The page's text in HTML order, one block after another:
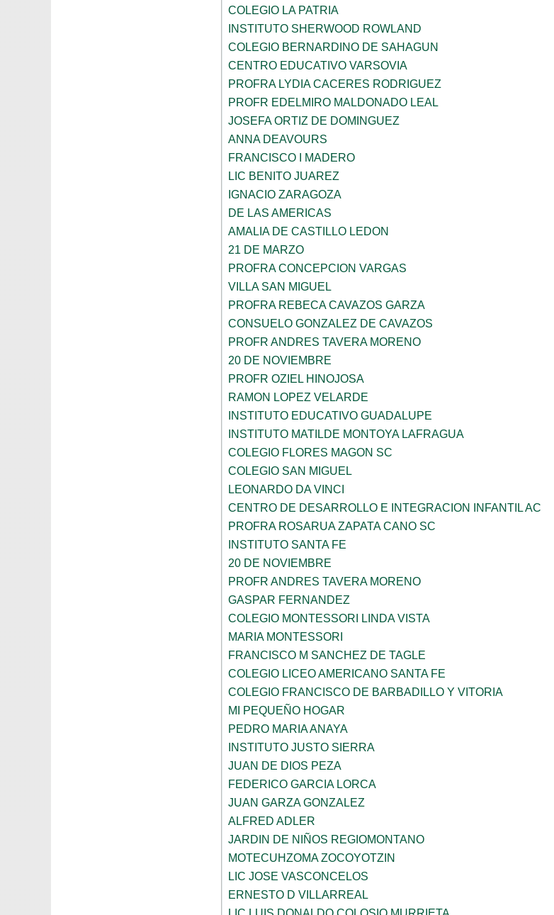
COLEGIO LA PATRIA
INSTITUTO SHERWOOD ROWLAND
COLEGIO BERNARDINO DE SAHAGUN
CENTRO EDUCATIVO VARSOVIA
PROFRA LYDIA CACERES RODRIGUEZ
PROFR EDELMIRO MALDONADO LEAL
JOSEFA ORTIZ DE DOMINGUEZ
ANNA DEAVOURS
FRANCISCO I MADERO
LIC BENITO JUAREZ
IGNACIO ZARAGOZA
DE LAS AMERICAS
AMALIA DE CASTILLO LEDON
21 DE MARZO
PROFRA CONCEPCION VARGAS
VILLA SAN MIGUEL
PROFRA REBECA CAVAZOS GARZA
CONSUELO GONZALEZ DE CAVAZOS
PROFR ANDRES TAVERA MORENO
20 DE NOVIEMBRE
PROFR OZIEL HINOJOSA
RAMON LOPEZ VELARDE
INSTITUTO EDUCATIVO GUADALUPE
INSTITUTO MATILDE MONTOYA LAFRAGUA
COLEGIO FLORES MAGON SC
COLEGIO SAN MIGUEL
LEONARDO DA VINCI
CENTRO DE DESARROLLO E INTEGRACION INFANTIL AC
PROFRA ROSARUA ZAPATA CANO SC
INSTITUTO SANTA FE
20 DE NOVIEMBRE
PROFR ANDRES TAVERA MORENO
GASPAR FERNANDEZ
COLEGIO MONTESSORI LINDA VISTA
MARIA MONTESSORI
FRANCISCO M SANCHEZ DE TAGLE
COLEGIO LICEO AMERICANO SANTA FE
COLEGIO FRANCISCO DE BARBADILLO Y VITORIA
MI PEQUEÑO HOGAR
PEDRO MARIA ANAYA
INSTITUTO JUSTO SIERRA
JUAN DE DIOS PEZA
FEDERICO GARCIA LORCA
JUAN GARZA GONZALEZ
ALFRED ADLER
JARDIN DE NIÑOS REGIOMONTANO
MOTECUHZOMA ZOCOYOTZIN
LIC JOSE VASCONCELOS
ERNESTO D VILLARREAL